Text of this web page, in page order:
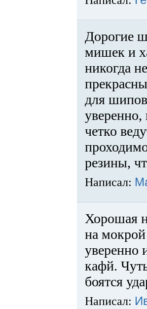
Дорогие
мишек и
никогда
для
четко
резины,
Написал:
Хорошая
на
уверенно
кафй.
боятся
Написал: